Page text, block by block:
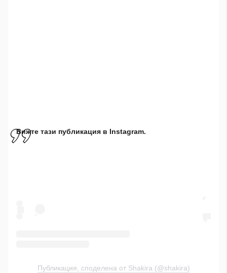
Вижте тази публикация в Instagram.
Публикация, споделена от Shakira (@shakira)